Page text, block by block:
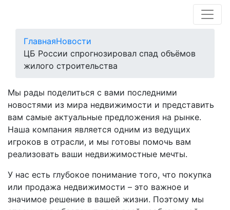
ГлавнаяНовости
ЦБ России спрогнозировал спад объёмов
жилого строительства
Мы рады поделиться с вами последними
новостями из мира недвижимости и представить
вам самые актуальные предложения на рынке.
Наша компания является одним из ведущих
игроков в отрасли, и мы готовы помочь вам
реализовать ваши недвижимостные мечты.
У нас есть глубокое понимание того, что покупка
или продажа недвижимости – это важное и
значимое решение в вашей жизни. Поэтому мы